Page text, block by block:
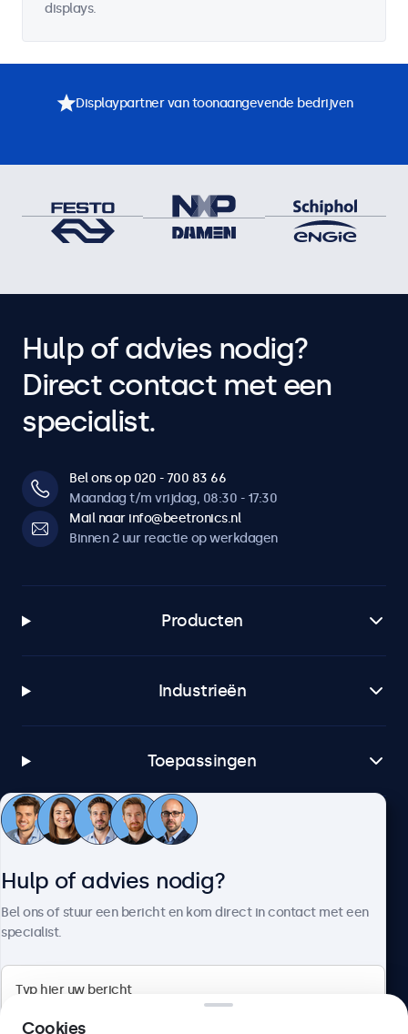
displays.
Displaypartner van toonaangevende bedrijven
Hulp of advies nodig?
Direct contact met een
specialist.
Bel ons op 020 - 700 83 66
Maandag t/m vrijdag, 08:30 - 17:30
Mail naar info@beetronics.nl
Binnen 2 uur reactie op werkdagen
Producten
Industrieën
Toepassingen
Klantenservice
Hulp of advies nodig?
Bel ons of stuur een bericht en kom direct in contact met een
specialist.
Cookies